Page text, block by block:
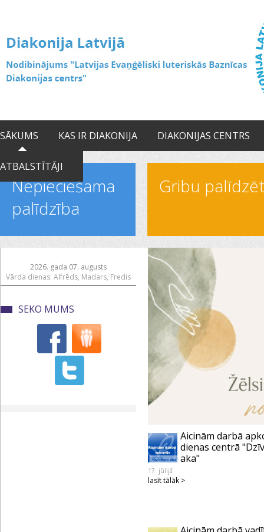
SĀKUMS KAS IR DIAKONIJA DIAKONIJAS CENTRS
ATBALSTĪTĀJI
Nepieciešama
palīdzība
Gribu palīdzēt
2026. gada 07. augusts
Vārda dienas: Alfrēds, Madars, Fredis
SEKO MUMS
Aicinām darbā
dienas centrā
aka"
17. jūlijā
lasīt tālāk >